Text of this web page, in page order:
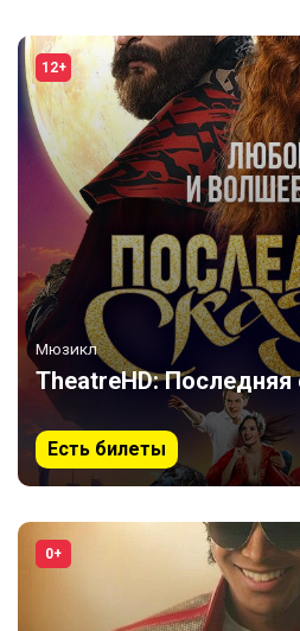
12+
Мюзикл
TheatreHD: Последняя
Есть билеты
0+